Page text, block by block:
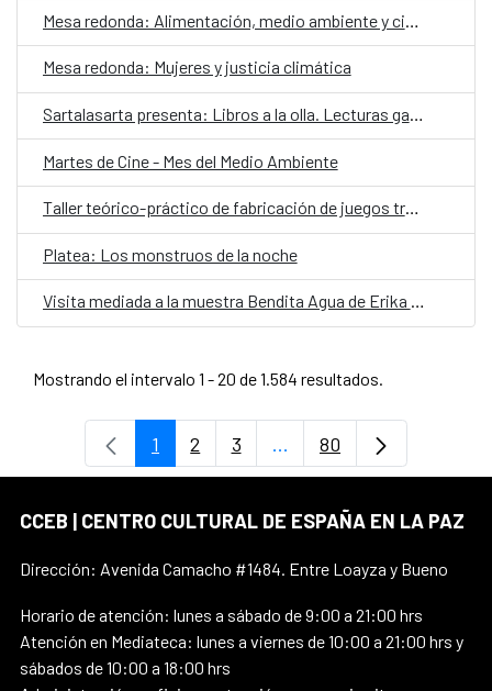
Mesa redonda: Mujeres y justicia climática
Sartalasarta presenta: Libros a la olla. Lecturas gastronómicas a domicilio
Martes de Cine - Mes del Medio Ambiente
Taller teórico-práctico de fabricación de juegos tradicionales
Platea: Los monstruos de la noche
Visita mediada a la muestra Bendita Agua de Erika Ewel
Mostrando el intervalo 1 - 20 de 1.584 resultados.
Página
1 Página
2 Página
3 ...Páginas intermedias
Página
80
CCEB | CENTRO CULTURAL DE ESPAÑA EN LA PAZ
Dirección: Avenida Camacho #1484. Entre Loayza y Bueno
Horario de atención: lunes a sábado de 9:00 a 21:00 hrs
Atención en Mediateca: lunes a viernes de 10:00 a 21:00 hrs y
sábados de 10:00 a 18:00 hrs